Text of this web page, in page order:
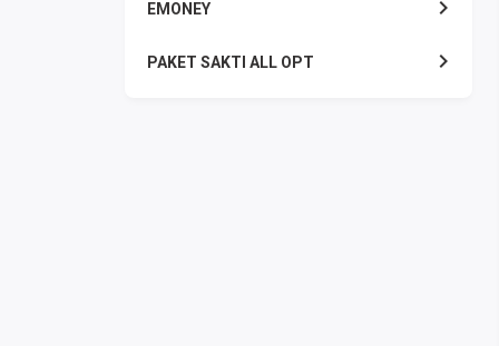
EMONEY
PAKET SAKTI ALL OPT